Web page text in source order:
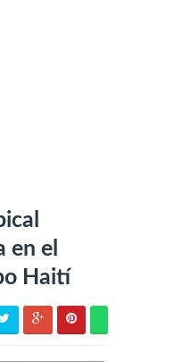
en el
Haití